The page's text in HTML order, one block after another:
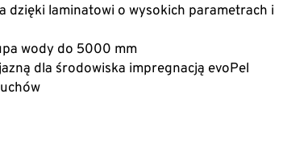
dzięki laminatowi o wysokich parametrach i
wody do 5000 mm
dla środowiska impregnacją evoPel